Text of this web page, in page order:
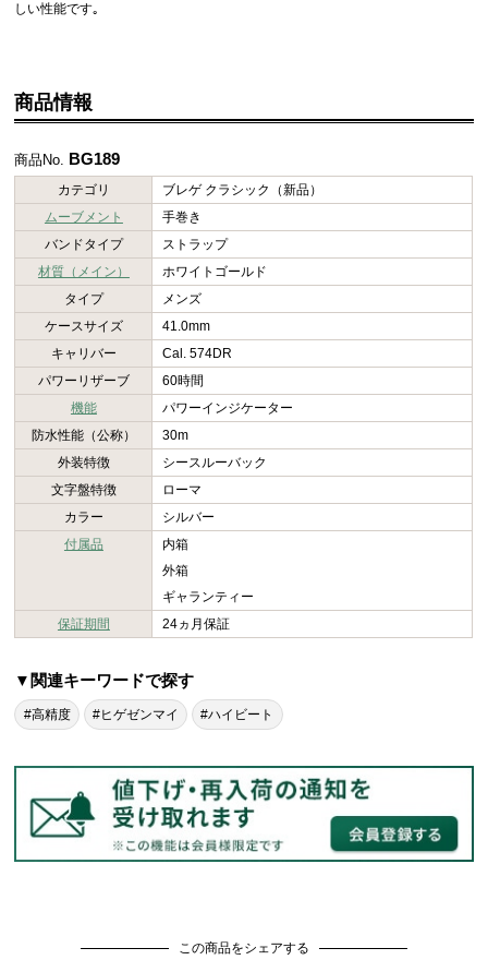
しい性能です｡
商品情報
商品No. BG189
カテゴリ
ブレゲ クラシック（新品）
ムーブメント
手巻き
バンドタイプ
ストラップ
材質（メイン）
ホワイトゴールド
タイプ
メンズ
ケースサイズ
41.0mm
キャリバー
Cal. 574DR
パワーリザーブ
60時間
機能
パワーインジケーター
防水性能（公称）
30m
外装特徴
シースルーバック
文字盤特徴
ローマ
カラー
シルバー
付属品
内箱
外箱
ギャランティー
保証期間
24ヵ月保証
▼関連キーワードで探す
#高精度 #ヒゲゼンマイ #ハイビート
この商品をシェアする